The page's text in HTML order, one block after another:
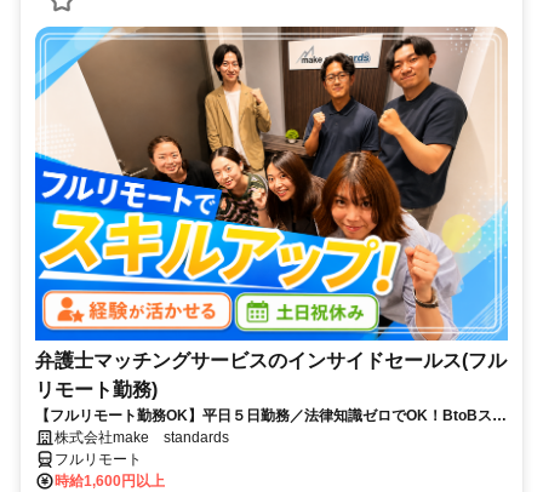
弁護士マッチングサービスのインサイドセールス(フル
リモート勤務)
【フルリモート勤務OK】平日５日勤務／法律知識ゼロでOK！BtoBスキ
ルが身につく営業職
株式会社make standards
フルリモート
時給1,600円以上